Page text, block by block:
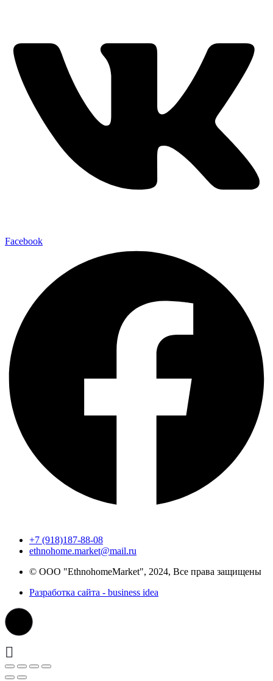
Facebook
+7 (918)187-88-08
ethnohome.market@mail.ru
© ООО "EthnohomeMarket", 2024, Все права защищены
Разработка сайта - business idea